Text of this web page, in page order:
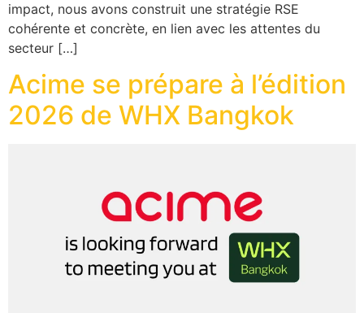
impact, nous avons construit une stratégie RSE
cohérente et concrète, en lien avec les attentes du
secteur […]
Acime se prépare à l’édition
2026 de WHX Bangkok